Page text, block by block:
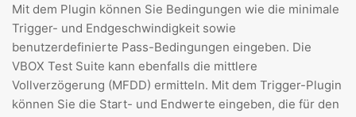
Mit dem Plugin können Sie Bedingungen wie die minimale
Trigger- und Endgeschwindigkeit sowie
benutzerdefinierte Pass-Bedingungen eingeben. Die
VBOX Test Suite kann ebenfalls die mittlere
Vollverzögerung (MFDD) ermitteln. Mit dem Trigger-Plugin
können Sie die Start- und Endwerte eingeben, die für den